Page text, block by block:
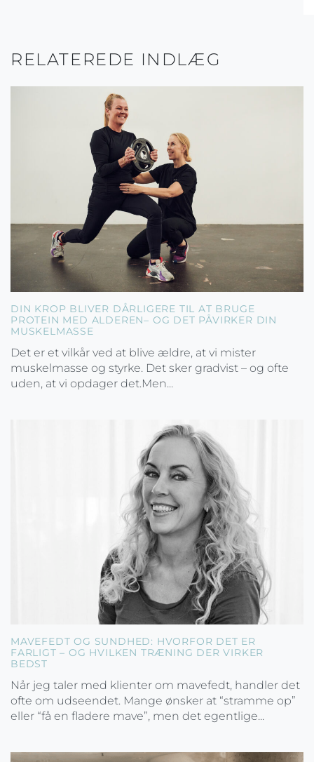
RELATEREDE INDLÆG
DIN KROP BLIVER DÅRLIGERE TIL AT BRUGE
PROTEIN MED ALDEREN– OG DET PÅVIRKER DIN
MUSKELMASSE
Det er et vilkår ved at blive ældre, at vi mister
muskelmasse og styrke. Det sker gradvist – og ofte
uden, at vi opdager det.Men...
MAVEFEDT OG SUNDHED: HVORFOR DET ER
FARLIGT – OG HVILKEN TRÆNING DER VIRKER
BEDST
Når jeg taler med klienter om mavefedt, handler det
ofte om udseendet. Mange ønsker at “stramme op”
eller “få en fladere mave”, men det egentlige...